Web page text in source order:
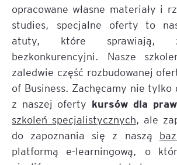
opracowane własne materiały i
studies, specjalne oferty to
atuty, które sprawiają,
bezkonkurencyjni. Nasze
zaledwie część rozbudowanej
of Business. Zachęcamy nie tylko
z naszej oferty kursów dla
szkoleń specjalistycznych, ale
do zapoznania się z naszą
platformą e-learningową, o